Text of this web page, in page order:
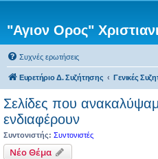
"Αγιον Ορος"
Συχνές ερωτήσεις
Ευρετήριο Δ. Συζήτησης Γενικές
Σελίδες που
ενδιαφέρουν
Συντονιστής: Συντονιστές
Νέο Θέμα